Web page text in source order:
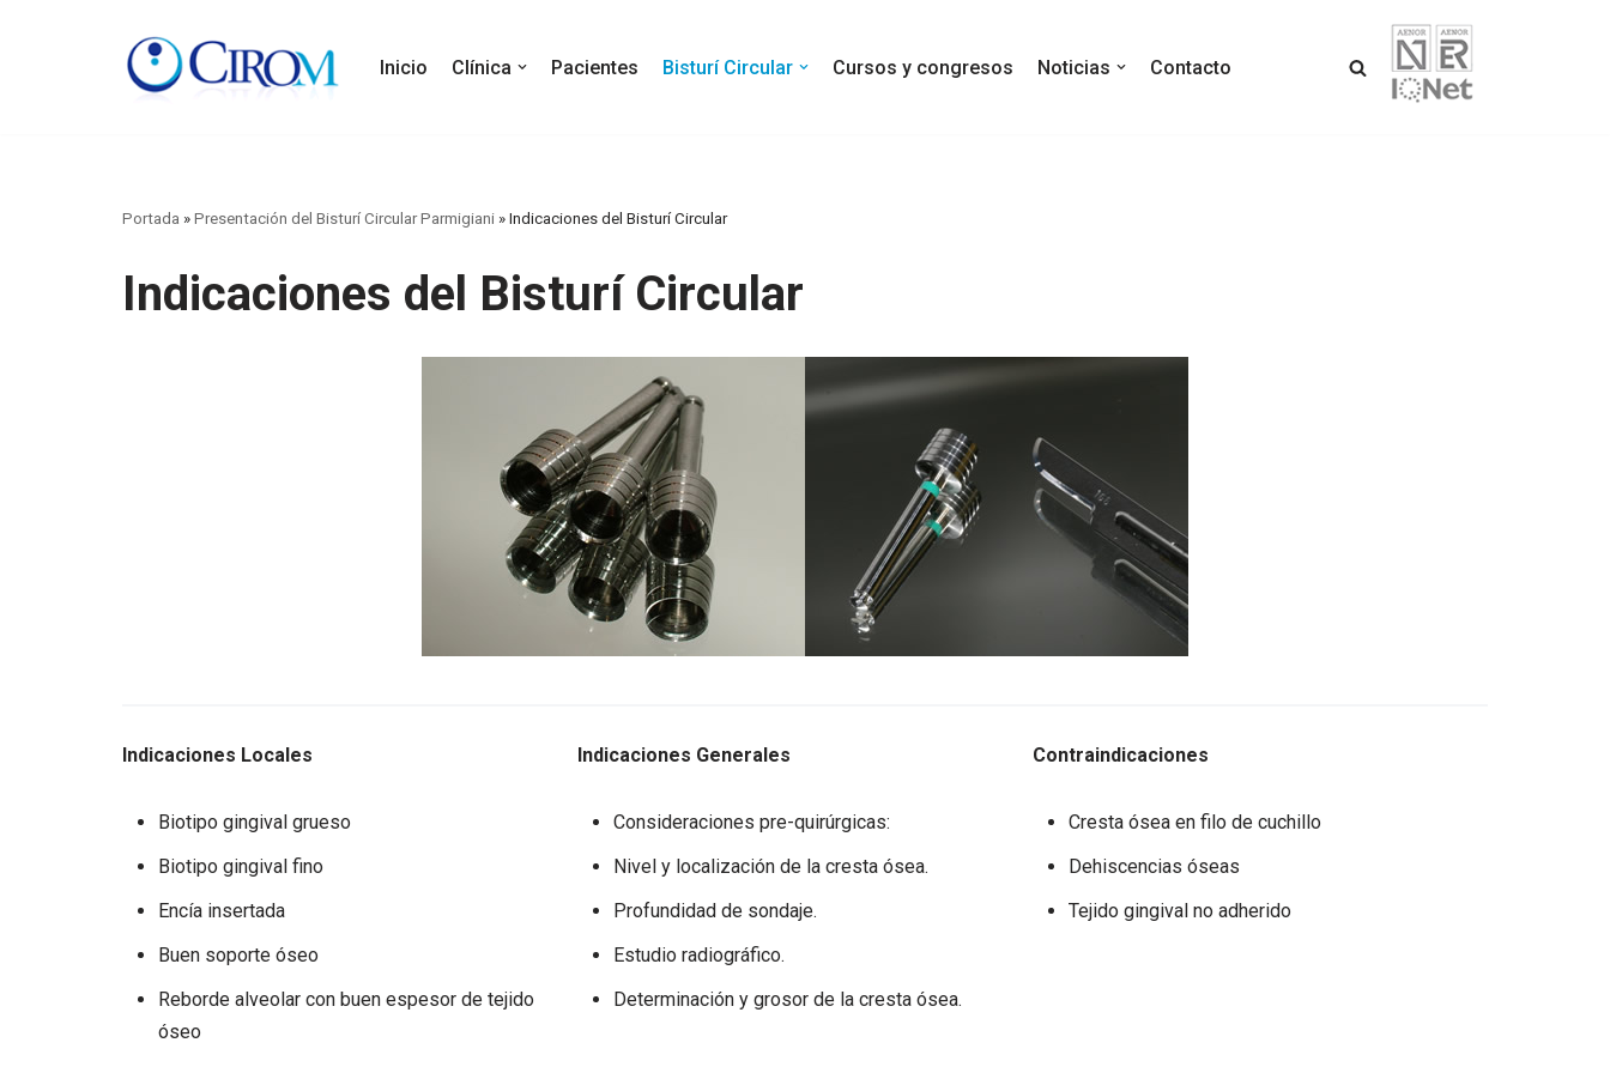
Inicio Clínica Pacientes Bisturí Circular Cursos y congresos Noticias Contacto
Portada » Presentación del Bisturí Circular Parmigiani » Indicaciones del Bisturí Circular
Indicaciones del Bisturí Circular
Indicaciones Locales
Biotipo gingival grueso
Biotipo gingival fino
Encía insertada
Buen soporte óseo
Reborde alveolar con buen espesor de tejido
óseo
Indicaciones Generales
Consideraciones pre-quirúrgicas:
Nivel y localización de la cresta ósea.
Profundidad de sondaje.
Estudio radiográfico.
Determinación y grosor de la cresta ósea.
Contraindicaciones
Cresta ósea en filo de cuchillo
Dehiscencias óseas
Tejido gingival no adherido